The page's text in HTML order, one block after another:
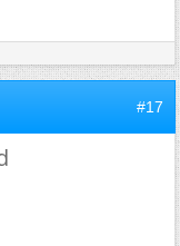
#17